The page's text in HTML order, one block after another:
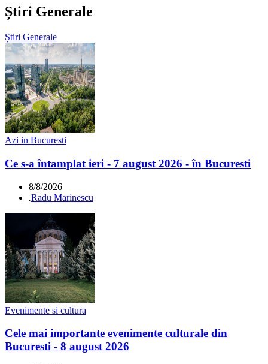
Știri Generale
Știri Generale
Azi in Bucuresti
Ce s-a întamplat ieri - 7 august 2026 - în Bucuresti
8/8/2026
.Radu Marinescu
Evenimente si cultura
Cele mai importante evenimente culturale din
Bucuresti - 8 august 2026